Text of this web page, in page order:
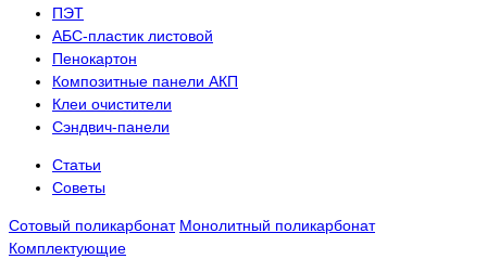
ПЭТ
АБС-пластик листовой
Пенокартон
Композитные панели АКП
Клеи очистители
Сэндвич-панели
Статьи
Советы
Сотовый поликарбонат Монолитный поликарбонат
Комплектующие